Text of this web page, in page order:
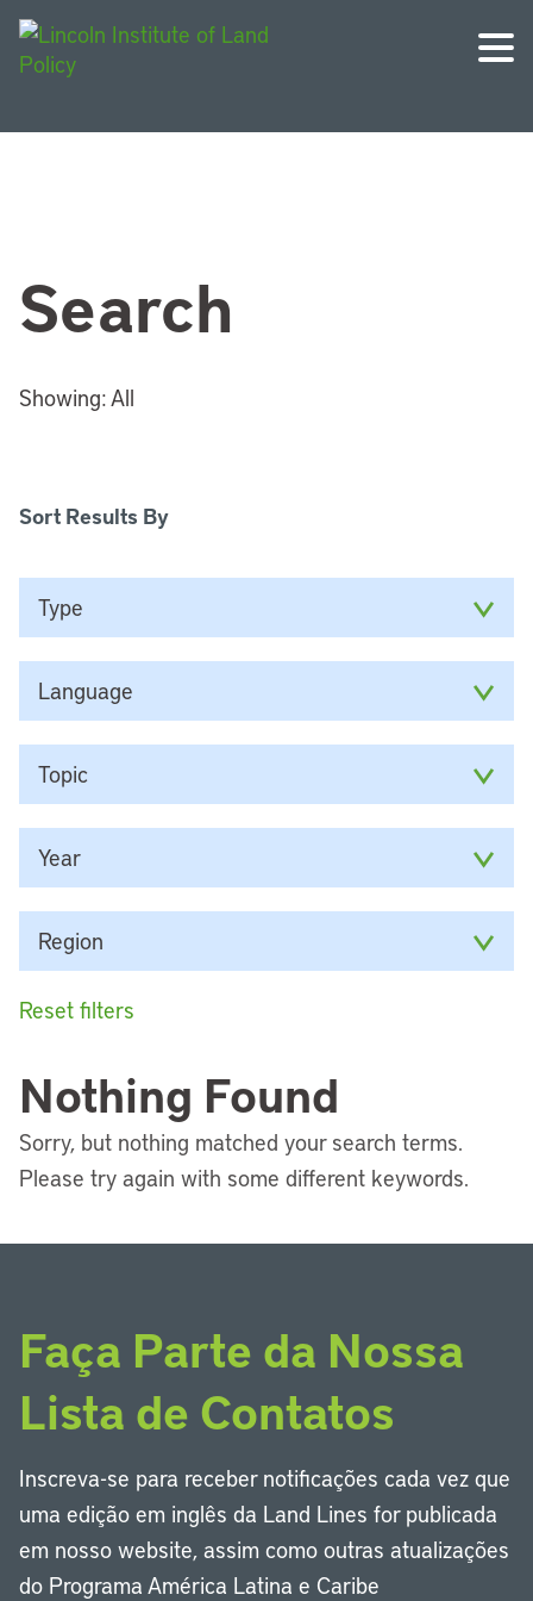
Search
Showing: All
Sort Results By
Type
Language
Topic
Year
Region
Reset filters
Nothing Found
Sorry, but nothing matched your search terms.
Please try again with some different keywords.
Faça Parte da Nossa
Lista de Contatos
Inscreva-se para receber notificações cada vez que
uma edição em inglês da Land Lines for publicada
em nosso website, assim como outras atualizações
do Programa América Latina e Caribe